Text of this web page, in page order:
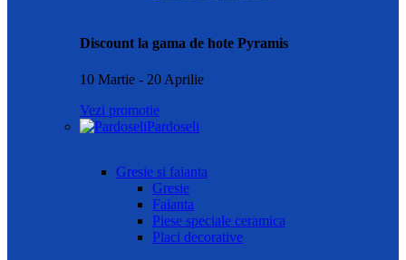
Discount la gama de hote Pyramis
10 Martie - 20 Aprilie
Vezi promotie
Pardoseli
Gresie si faianta
Gresie
Faianta
Piese speciale ceramica
Placi decorative